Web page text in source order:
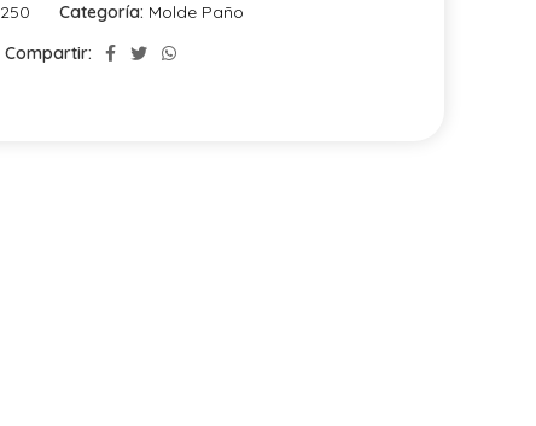
Categoría: Molde Paño
Compartir: